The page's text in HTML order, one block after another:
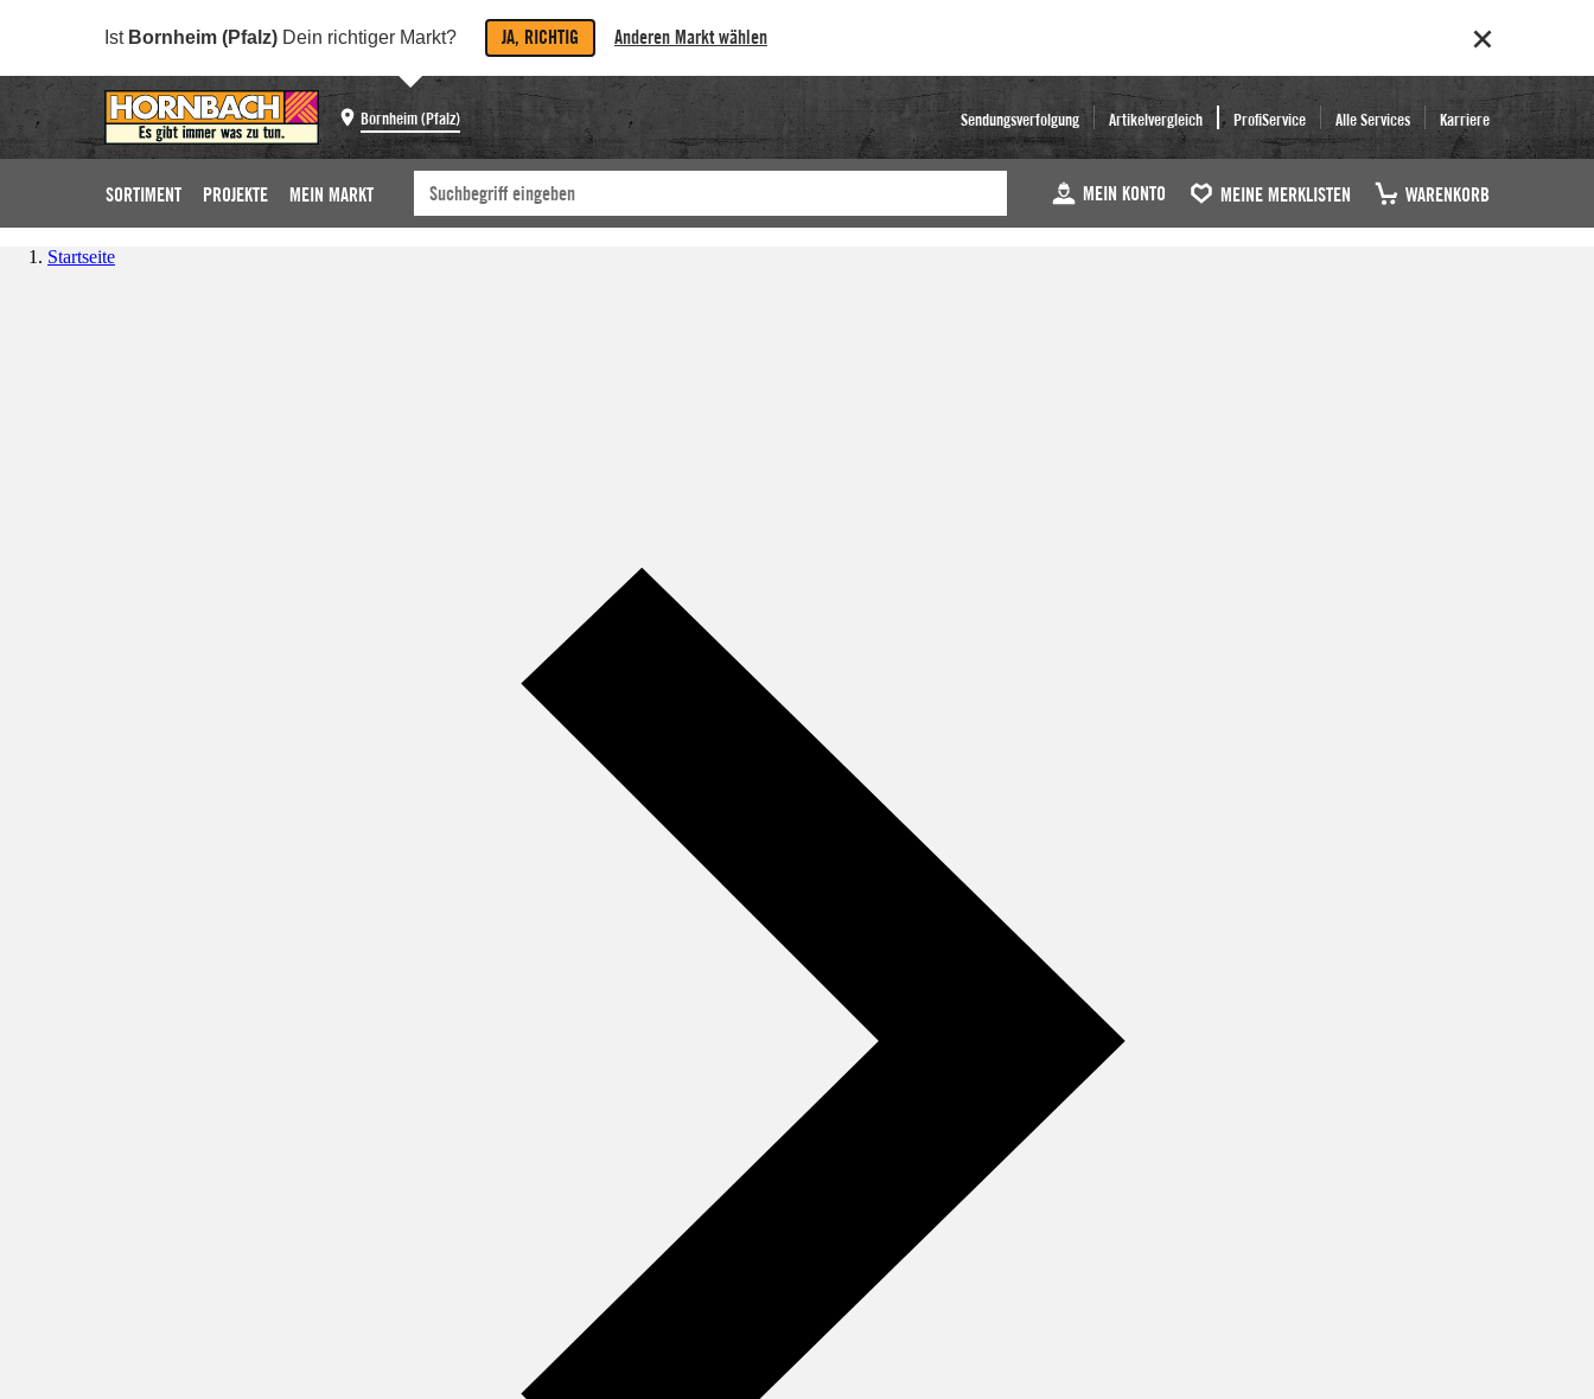
Ist Bornheim (Pfalz) Dein richtiger Markt? JA, RICHTIG Anderen Markt wählen
Bornheim (Pfalz) Sendungsverfolgung Artikelvergleich ProfiService Alle Services Karriere
SORTIMENT PROJEKTE MEIN MARKT MEIN KONTO MEINE MERKLISTEN WARENKORB
Startseite